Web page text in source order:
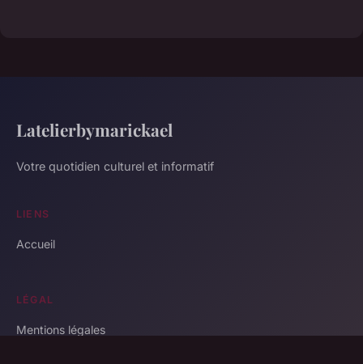
Latelierbymarickael
Votre quotidien culturel et informatif
LIENS
Accueil
LÉGAL
Mentions légales